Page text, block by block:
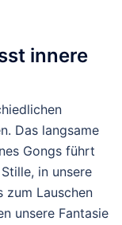
innere
Das langsame
Gongs führt
in unsere
zum Lauschen
unsere Fantasie